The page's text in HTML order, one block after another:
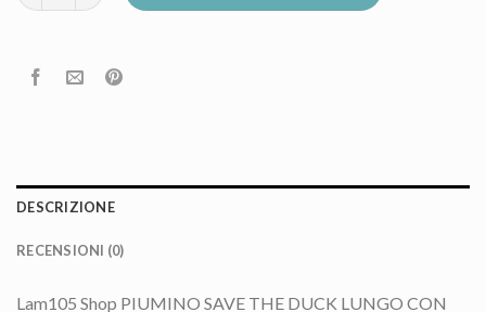
DESCRIZIONE
RECENSIONI (0)
Lam105 Shop PIUMINO SAVE THE DUCK LUNGO CON